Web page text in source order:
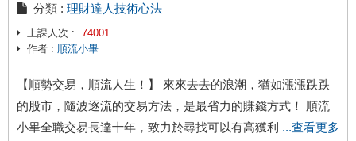
分類 : 理財達人技術心法
上課人次 :
74001
作者 : 順流小畢
【順勢交易，順流人生！】 來來去去的浪潮，猶如漲漲跌跌
的股市，隨波逐流的交易方法，是最省力的賺錢方式！ 順流
小畢全職交易長達十年，致力於尋找可以有高獲利 ...查看更多
正在上 第一堂：釐清投資、投機、賭博
仙小姐
37天前
仙小姐
正在上 第二堂：熟悉金融工具的特性